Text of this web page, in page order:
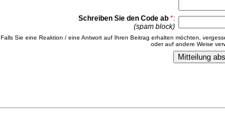
Schreiben Sie den Code ab *:
(spam block)
Falls Sie eine Reaktion / eine Antwort auf Ihren Beitrag erhalten möchten,
oder auf andere Weise